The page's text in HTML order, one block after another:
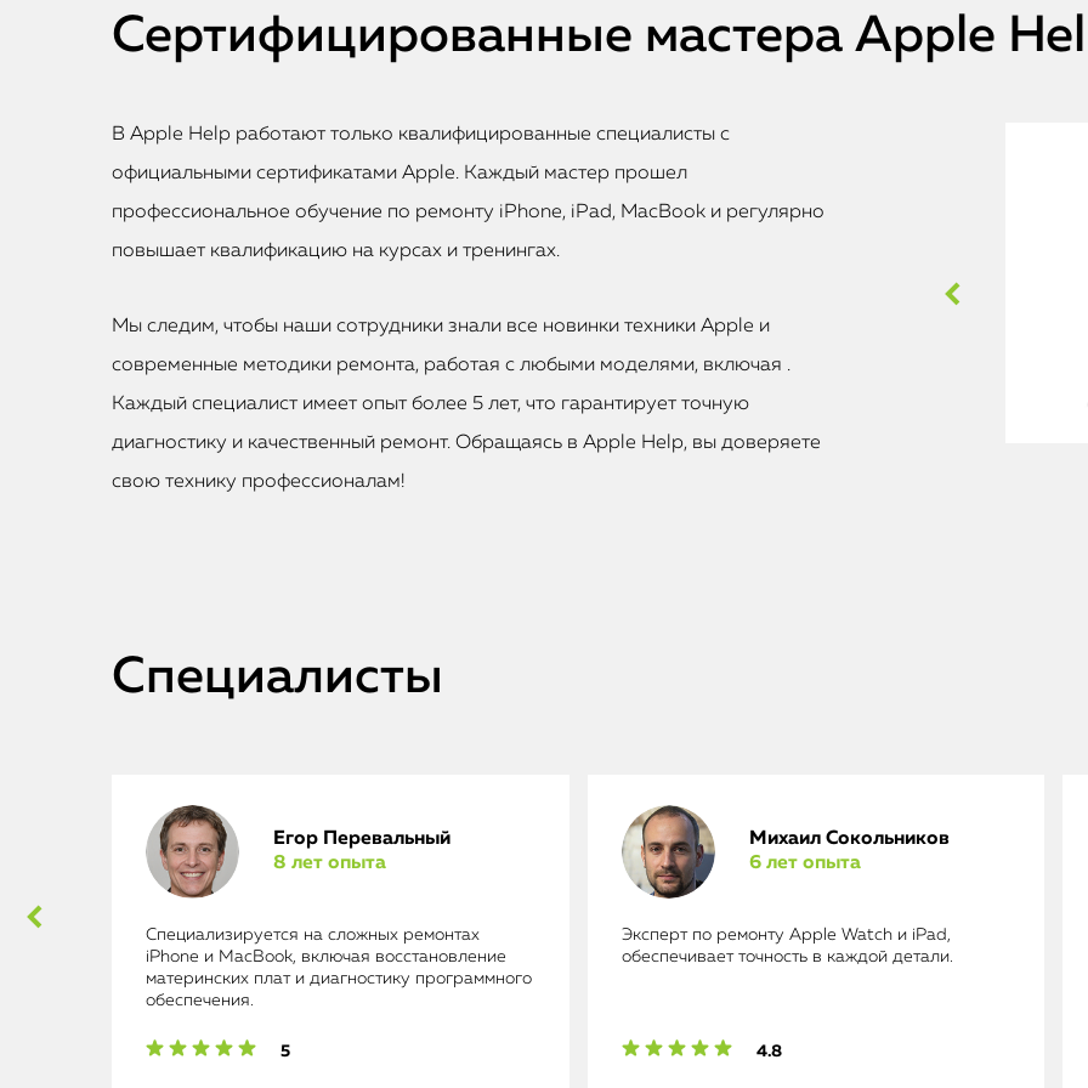
Сертифицированные мастера Apple
В Apple Help работают только квалифицированные специалисты с
официальными сертификатами Apple. Каждый мастер прошел
профессиональное обучение по ремонту iPhone, iPad, MacBook и регулярно
повышает квалификацию на курсах и тренингах.
Мы следим, чтобы наши сотрудники знали все новинки техники Apple и
современные методики ремонта, работая с любыми моделями, включая .
Каждый специалист имеет опыт более 5 лет, что гарантирует точную
диагностику и качественный ремонт. Обращаясь в Apple Help, вы доверяете
свою технику профессионалам!
Специалисты
Егор Перевальный
8 лет опыта
Специализируется на сложных ремонтах
iPhone и MacBook, включая восстановление
материнских плат и диагностику программного
обеспечения.
5
Михаил Сокольников
6 лет опыта
Эксперт по ремонту Apple Watch и iPad,
обеспечивает точность в каждой детали.
4.8